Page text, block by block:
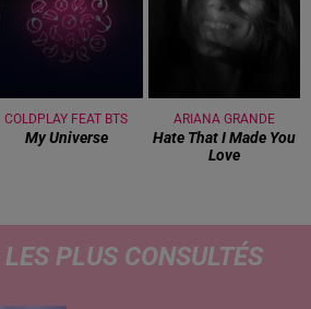
COLDPLAY FEAT BTS
My Universe
ARIANA GRANDE
Hate That I Made You
Love
PLUS CONSULTÉS